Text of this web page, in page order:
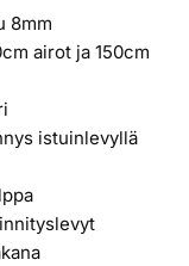
8mm
airot ja 150cm
istuinlevyllä